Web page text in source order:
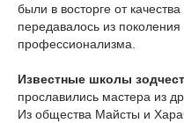
были в восторге от
передавалось из
профессионализма.
Известные школы
прославились мастера из
Из общества Майсты и